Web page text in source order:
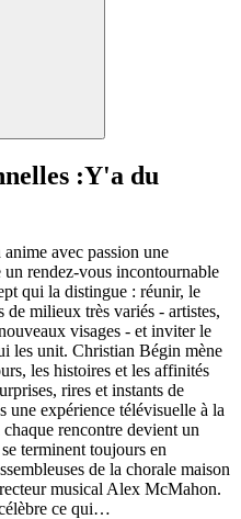
:Y'a du
avec passion une
rendez-vous incontournable
qui la distingue : réunir, le
de milieux très variés - artistes,
visages - et inviter le
les unit. Christian Bégin mène
les histoires et les affinités
rires et instants de
une expérience télévisuelle à la
rencontre devient un
terminent toujours en
de la chorale maison
musical Alex McMahon.
ce qui…